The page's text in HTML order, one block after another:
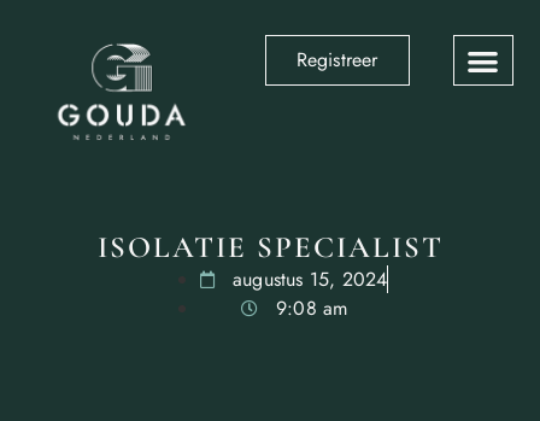
Registreer
ISOLATIE SPECIALIST
augustus 15, 2024
9:08 am